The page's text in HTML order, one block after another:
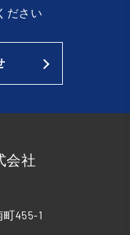
ださい
会社
455-1